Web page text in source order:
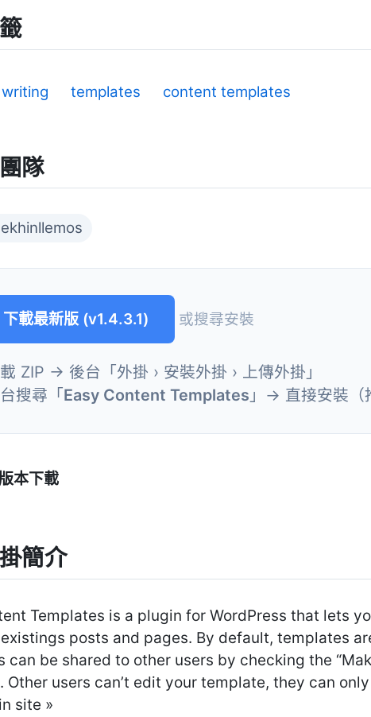
writing templates content templates
隊
載最新版 (v1.4.3.1) 或搜尋安裝
ZIP → 後台「外掛 › 安裝外掛 › 上傳外掛」
搜尋「Easy Content Templates 」→ 直接安裝（
本下載
簡介
Templates is a plugin for WordPress that lets
posts and pages. By default, templates
can be shared to other users by checking the
Other users can’t edit your template, they can
site »